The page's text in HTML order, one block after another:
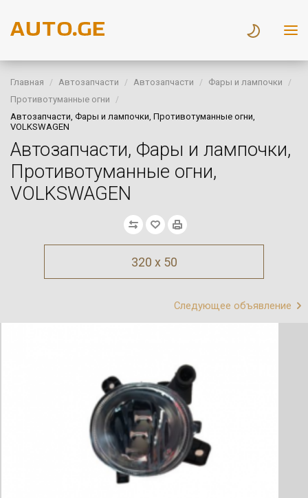
Главная Автозапчасти Автозапчасти
Фары и лампочки
Противотуманные огни
Автозапчасти, Фары и лампочки, Противотуманные огни,
VOLKSWAGEN
Автозапчасти, Фары и лампочки,
Противотуманные огни,
VOLKSWAGEN
320 x 50
Следующее объявление